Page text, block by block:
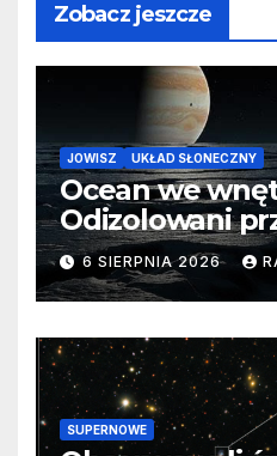
Zobacz jeszcze
JOWISZ UKŁAD SŁONECZNY
Ocean we
Odizolowani
barierę
6 SIERPNIA 2026
SUPERNOWE